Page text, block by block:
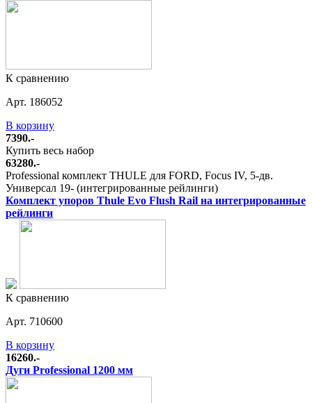
К сравнению
Арт. 186052
В корзину
7390.-
Купить весь набор
63280.-
Professional комплект THULE для FORD, Focus IV, 5-дв.
Универсал 19- (интегрированные рейлинги)
Комплект упоров Thule Evo Flush Rail на интегрированные
рейлинги
К сравнению
Арт. 710600
В корзину
16260.-
Дуги Professional 1200 мм